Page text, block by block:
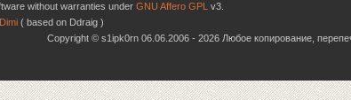
without warranties under GNU Affero GPL v3.
( based on Ddraig )
Copyright © s1ipk0rn 06.06.2006 - 2026 Любое копирование,